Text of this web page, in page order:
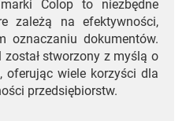
Colop to niezbędne
zależą na efektywności,
oznaczaniu dokumentów.
stworzony z myślą o
oferując wiele korzyści dla
przedsiębiorstw.